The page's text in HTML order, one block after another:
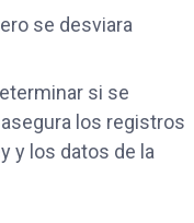
se desviara
si se
los registros
y los datos de la